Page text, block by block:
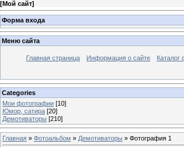
[Мой сайт]
Форма входа
Меню сайта
Главная страница Информация о сайте Каталог
Categories
Мои фотографии [10]
Юмор, сатира [20]
Демотиваторы [210]
Главная » Фотоальбом » Демотиваторы » Фотография 1